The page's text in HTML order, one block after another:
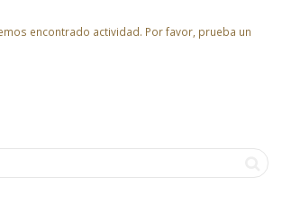
encontrado actividad. Por favor, prueba un